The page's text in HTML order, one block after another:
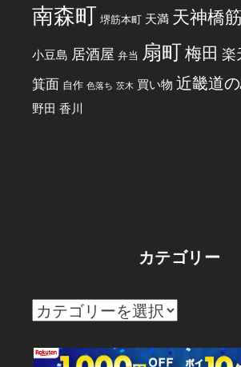
南森町 堺筋本町 天満 天神橋
小豆島 居酒屋 弁当 扇町梅田 楽
箕面 自作 色落ち 茨木 買い物 近畿道
野田 香川
カテゴリー
カ
ゴ